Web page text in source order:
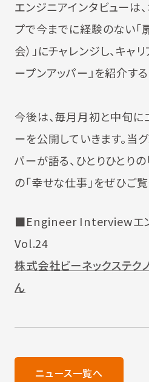
エンジニアインタビューは
プで今までに経験のない「
会）」にチャレンジし、キャ
ープンアッパー』を紹介す
今後は、毎月月初と中旬に
ーを公開していきます。当
パーが語る、ひとりひとりの
の「幸せな仕事」をぜひご覧
■Engineer Interviewエン
Vol.24
株式会社ビーネックステク
ん
ニュース一覧へ